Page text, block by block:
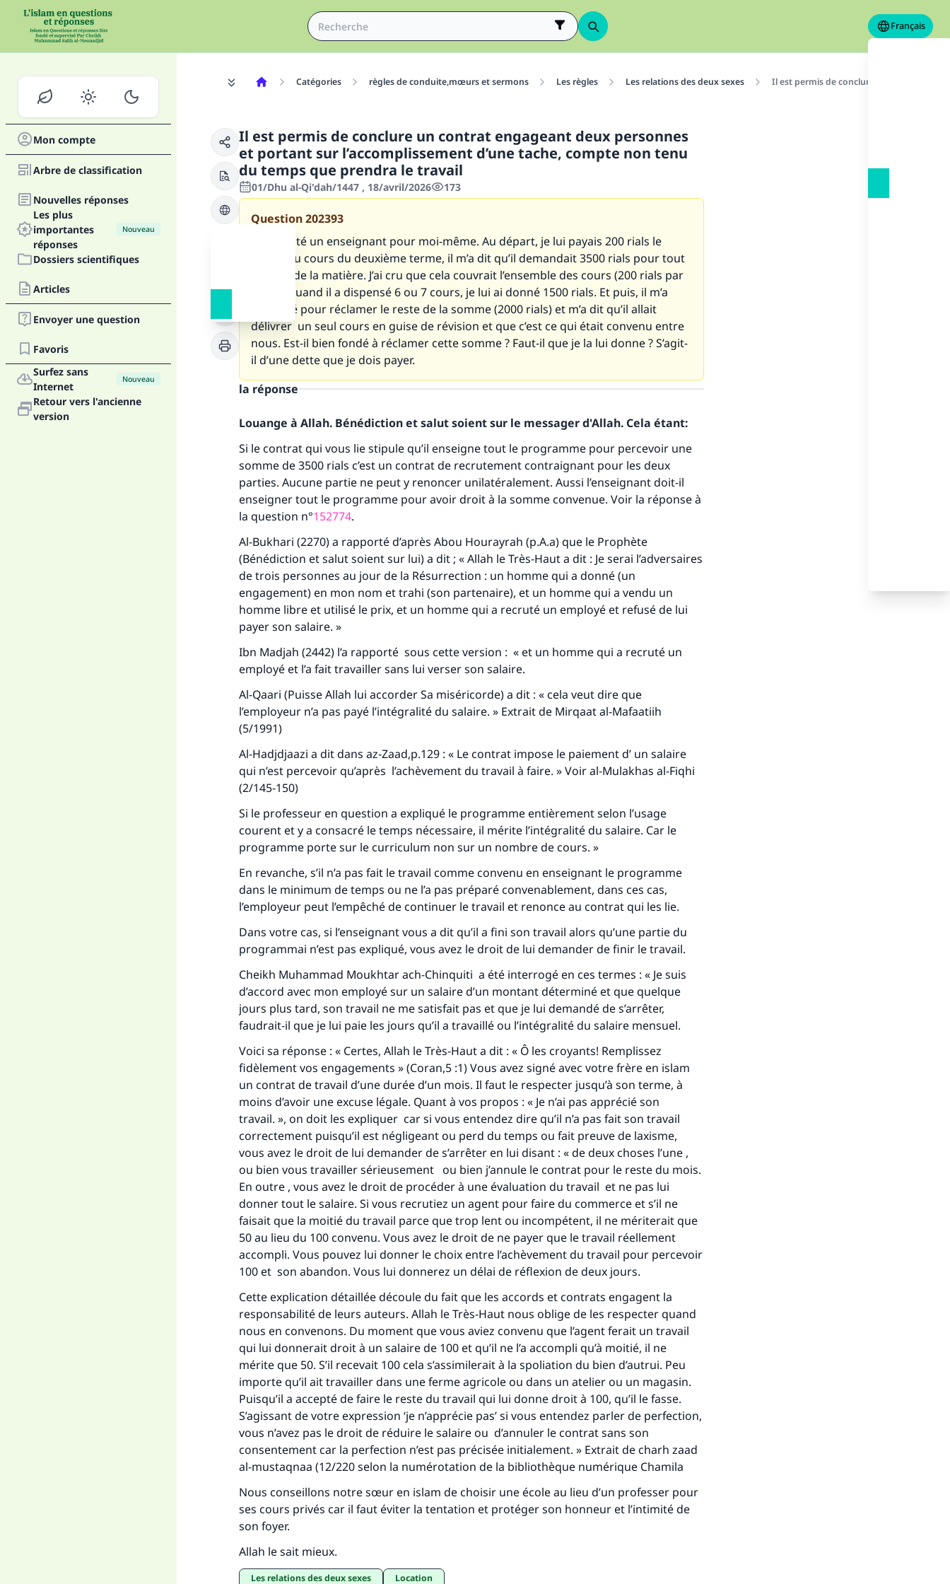
Français
Mon compte
Arbre de classification
Nouvelles réponses
Les plus
importantes
réponses
Nouveau
Dossiers scientifiques
Articles
Envoyer une question
Favoris
Surfez sans
Internet
Nouveau
Retour vers l'ancienne
version
Catégories règles de conduite,mœurs et sermons Les règles Les relations des deux sexes Il est permis de conclure un contrat
Il est permis de conclure un contrat engageant deux personnes
et portant sur l’accomplissement d’une tache, compte non tenu
du temps que prendra le travail
01/Dhu al-Qi'dah/1447 , 18/avril/2026 173
Question202393
J’ai recruté un enseignant pour moi-même. Au départ, je lui payais 200 rials le
cours. Au cours du deuxième terme, il m’a dit qu’il demandait 3500 rials pour tout
le reste de la matière. J’ai cru que cela couvrait l’ensemble des cours (200 rials par
cours).Quand il a dispensé 6 ou 7 cours, je lui ai donné 1500 rials. Et puis, il m’a
contacté pour réclamer le reste de la somme (2000 rials) et m’a dit qu’il allait
délivrer un seul cours en guise de révision et que c’est ce qui était convenu entre
nous. Est-il bien fondé à réclamer cette somme ? Faut-il que je la lui donne ? S’agit-
il d’une dette que je dois payer.
la réponse
Louange à Allah. Bénédiction et salut soient sur le messager d'Allah. Cela étant:
Si le contrat qui vous lie stipule qu’il enseigne tout le programme pour percevoir une
somme de 3500 rials c’est un contrat de recrutement contraignant pour les deux
parties. Aucune partie ne peut y renoncer unilatéralement. Aussi l’enseignant doit-il
enseigner tout le programme pour avoir droit à la somme convenue. Voir la réponse à
la question n°152774.
Al-Bukhari (2270) a rapporté d’après Abou Hourayrah (p.A.a) que le Prophète
(Bénédiction et salut soient sur lui) a dit ; « Allah le Très-Haut a dit : Je serai l’adversaires
de trois personnes au jour de la Résurrection : un homme qui a donné (un
engagement) en mon nom et trahi (son partenaire), et un homme qui a vendu un
homme libre et utilisé le prix, et un homme qui a recruté un employé et refusé de lui
payer son salaire. »
Ibn Madjah (2442) l’a rapporté sous cette version : « et un homme qui a recruté un
employé et l’a fait travailler sans lui verser son salaire.
Al-Qaari (Puisse Allah lui accorder Sa miséricorde) a dit : « cela veut dire que
l’employeur n’a pas payé l’intégralité du salaire. » Extrait de Mirqaat al-Mafaatiih
(5/1991)
Al-Hadjdjaazi a dit dans az-Zaad,p.129 : « Le contrat impose le paiement d’ un salaire
qui n’est percevoir qu’après l’achèvement du travail à faire. » Voir al-Mulakhas al-Fiqhi
(2/145-150)
Si le professeur en question a expliqué le programme entièrement selon l’usage
courent et y a consacré le temps nécessaire, il mérite l’intégralité du salaire. Car le
programme porte sur le curriculum non sur un nombre de cours. »
En revanche, s’il n’a pas fait le travail comme convenu en enseignant le programme
dans le minimum de temps ou ne l’a pas préparé convenablement, dans ces cas,
l’employeur peut l’empêché de continuer le travail et renonce au contrat qui les lie.
Dans votre cas, si l’enseignant vous a dit qu’il a fini son travail alors qu’une partie du
programmai n’est pas expliqué, vous avez le droit de lui demander de finir le travail.
Cheikh Muhammad Moukhtar ach-Chinquiti a été interrogé en ces termes : « Je suis
d’accord avec mon employé sur un salaire d’un montant déterminé et que quelque
jours plus tard, son travail ne me satisfait pas et que je lui demandé de s’arrêter,
faudrait-il que je lui paie les jours qu’il a travaillé ou l’intégralité du salaire mensuel.
Voici sa réponse : « Certes, Allah le Très-Haut a dit : « Ô les croyants! Remplissez
fidèlement vos engagements » (Coran,5 :1) Vous avez signé avec votre frère en islam
un contrat de travail d’une durée d’un mois. Il faut le respecter jusqu’à son terme, à
moins d’avoir une excuse légale. Quant à vos propos : « Je n’ai pas apprécié son
travail. », on doit les expliquer car si vous entendez dire qu’il n’a pas fait son travail
correctement puisqu’il est négligeant ou perd du temps ou fait preuve de laxisme,
vous avez le droit de lui demander de s’arrêter en lui disant : « de deux choses l’une ,
ou bien vous travailler sérieusement ou bien j’annule le contrat pour le reste du mois.
En outre , vous avez le droit de procéder à une évaluation du travail et ne pas lui
donner tout le salaire. Si vous recrutiez un agent pour faire du commerce et s’il ne
faisait que la moitié du travail parce que trop lent ou incompétent, il ne mériterait que
50 au lieu du 100 convenu. Vous avez le droit de ne payer que le travail réellement
accompli. Vous pouvez lui donner le choix entre l’achèvement du travail pour percevoir
100 et son abandon. Vous lui donnerez un délai de réflexion de deux jours.
Cette explication détaillée découle du fait que les accords et contrats engagent la
responsabilité de leurs auteurs. Allah le Très-Haut nous oblige de les respecter quand
nous en convenons. Du moment que vous aviez convenu que l’agent ferait un travail
qui lui donnerait droit à un salaire de 100 et qu’il ne l’a accompli qu’à moitié, il ne
mérite que 50. S’il recevait 100 cela s’assimilerait à la spoliation du bien d’autrui. Peu
importe qu’il ait travailler dans une ferme agricole ou dans un atelier ou un magasin.
Puisqu’il a accepté de faire le reste du travail qui lui donne droit à 100, qu’il le fasse.
S’agissant de votre expression ‘je n’apprécie pas’ si vous entendez parler de perfection,
vous n’avez pas le droit de réduire le salaire ou d’annuler le contrat sans son
consentement car la perfection n’est pas précisée initialement. » Extrait de charh zaad
al-mustaqnaa (12/220 selon la numérotation de la bibliothèque numérique Chamila
Nous conseillons notre sœur en islam de choisir une école au lieu d’un professer pour
ses cours privés car il faut éviter la tentation et protéger son honneur et l’intimité de
son foyer.
Allah le sait mieux.
Les relations des deux sexes Location
Faites une différence dans la vie de millions de
personnes grâce à votre contribution
Aidez nous à apporter des réponses.
Le Messager d'Allah (Paix sur lui) a dit:
"Celui qui indique une bonne action obtient la même récompense
que celui qui le fait."
(MOUSLIM 1893)
Soutenez IslamQA